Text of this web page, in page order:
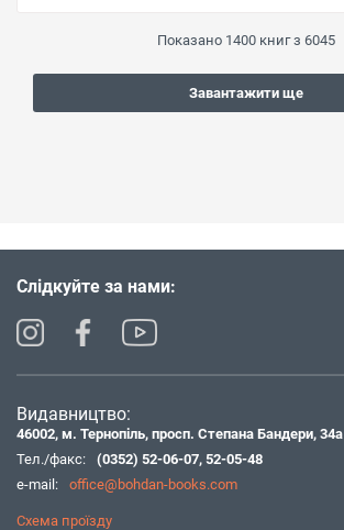
Показано 1400 книг з 6045
Завантажити ще
Слідкуйте за нами:
Видавництво:
46002, м. Тернопіль, просп. Степана Бандери, 34а
Тел./факс:
(0352) 52-06-07, 52-05-48
e-mail:
office@bohdan-books.com
Схема проїзду